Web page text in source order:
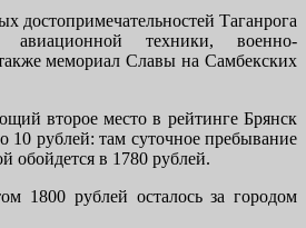
достопримечательностей Таганрога
авиационной техники, военно-
мемориал Славы на Самбекских
второе место в рейтинге Брянск
10 рублей: там суточное пребывание
обойдется в 1780 рублей.
1800 рублей осталось за городом